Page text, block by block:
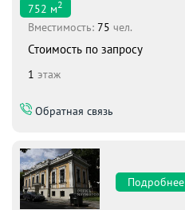
752 м2
Вместимоcть: 75 чел.
Стоимость по запросу
1 этаж
Обратная связь
Подробнее